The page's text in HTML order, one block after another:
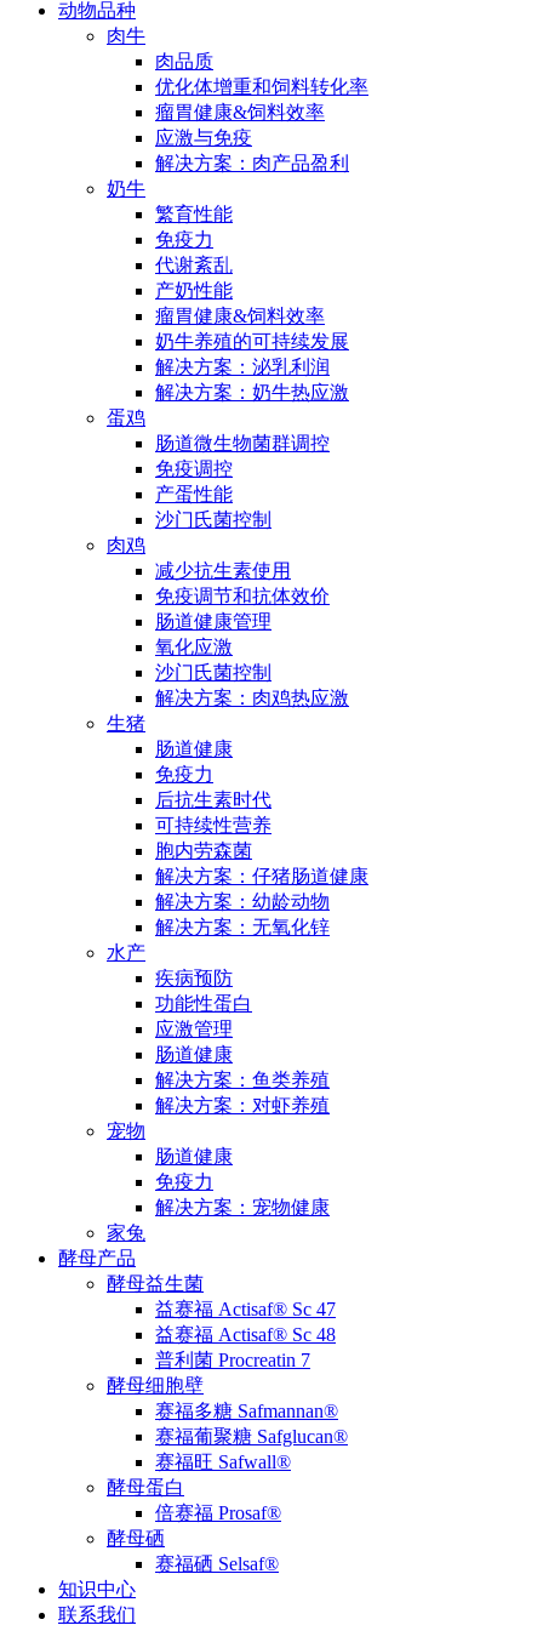
动物品种
肉牛
肉品质
优化体增重和饲料转化率
瘤胃健康&饲料效率
应激与免疫
解决方案：肉产品盈利
奶牛
繁育性能
免疫力
代谢紊乱
产奶性能
瘤胃健康&饲料效率
奶牛养殖的可持续发展
解决方案：泌乳利润
解决方案：奶牛热应激
蛋鸡
肠道微生物菌群调控
免疫调控
产蛋性能
沙门氏菌控制
肉鸡
减少抗生素使用
免疫调节和抗体效价
肠道健康管理
氧化应激
沙门氏菌控制
解决方案：肉鸡热应激
生猪
肠道健康
免疫力
后抗生素时代
可持续性营养
胞内劳森菌
解决方案：仔猪肠道健康
解决方案：幼龄动物
解决方案：无氧化锌
水产
疾病预防
功能性蛋白
应激管理
肠道健康
解决方案：鱼类养殖
解决方案：对虾养殖
宠物
肠道健康
免疫力
解决方案：宠物健康
家兔
酵母产品
酵母益生菌
益赛福 Actisaf® Sc 47
益赛福 Actisaf® Sc 48
普利菌 Procreatin 7
酵母细胞壁
赛福多糖 Safmannan®
赛福葡聚糖 Safglucan®
赛福旺 Safwall®
酵母蛋白
倍赛福 Prosaf®
酵母硒
赛福硒 Selsaf®
知识中心
联系我们